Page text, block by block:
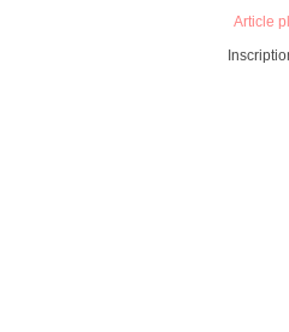
Article